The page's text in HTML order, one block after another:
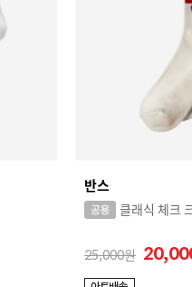
반스
클래식 체크
25,000